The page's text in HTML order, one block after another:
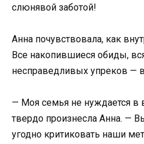
слюнявой заботой!
Анна почувствовала, как
Все накопившиеся обиды,
несправедливых упреков —
— Моя семья не нуждается
твердо произнесла Анна. —
угодно критиковать наши